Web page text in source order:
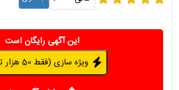
این آگهی رایگان است
ویژه سازی (فقط 50 هزار تومان)